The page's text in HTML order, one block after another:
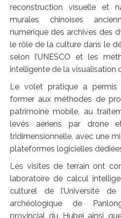
reconstruction visuelle et
murales chinoises
numérique des archives des
le rôle de la culture dans le
selon l’UNESCO et les
intelligente de la visualisation
Le volet pratique a permis
former aux méthodes de
patrimoine mobile, au
levés aériens par drone
tridimensionnelle, avec une
plateformes logicielles
Les visites de terrain ont
laboratoire de calcul
culturel de l’Université
archéologique de
provincial du Hubei ainsi